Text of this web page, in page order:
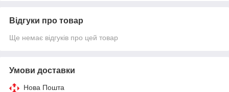
Відгуки про товар
Ще немає відгуків про цей товар
Умови доставки
Нова Пошта